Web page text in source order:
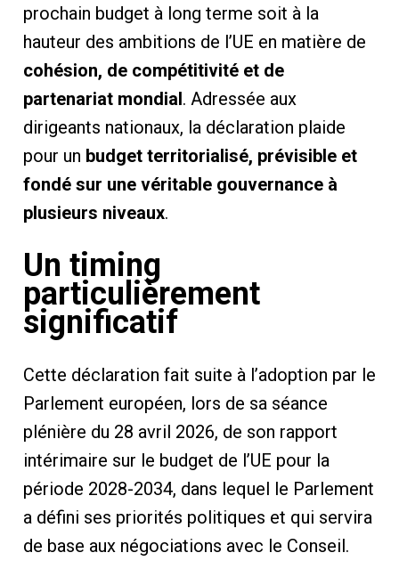
prochain budget à long terme soit à la
hauteur des ambitions de l’UE en matière de
cohésion, de compétitivité et de
partenariat mondial. Adressée aux
dirigeants nationaux, la déclaration plaide
pour un budget territorialisé, prévisible et
fondé sur une véritable gouvernance à
plusieurs niveaux.
Un timing
particulièrement
significatif
Cette déclaration fait suite à l’adoption par le
Parlement européen, lors de sa séance
plénière du 28 avril 2026, de son rapport
intérimaire sur le budget de l’UE pour la
période 2028-2034, dans lequel le Parlement
a défini ses priorités politiques et qui servira
de base aux négociations avec le Conseil.